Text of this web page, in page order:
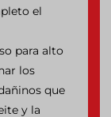
el
para alto
los
que
y la